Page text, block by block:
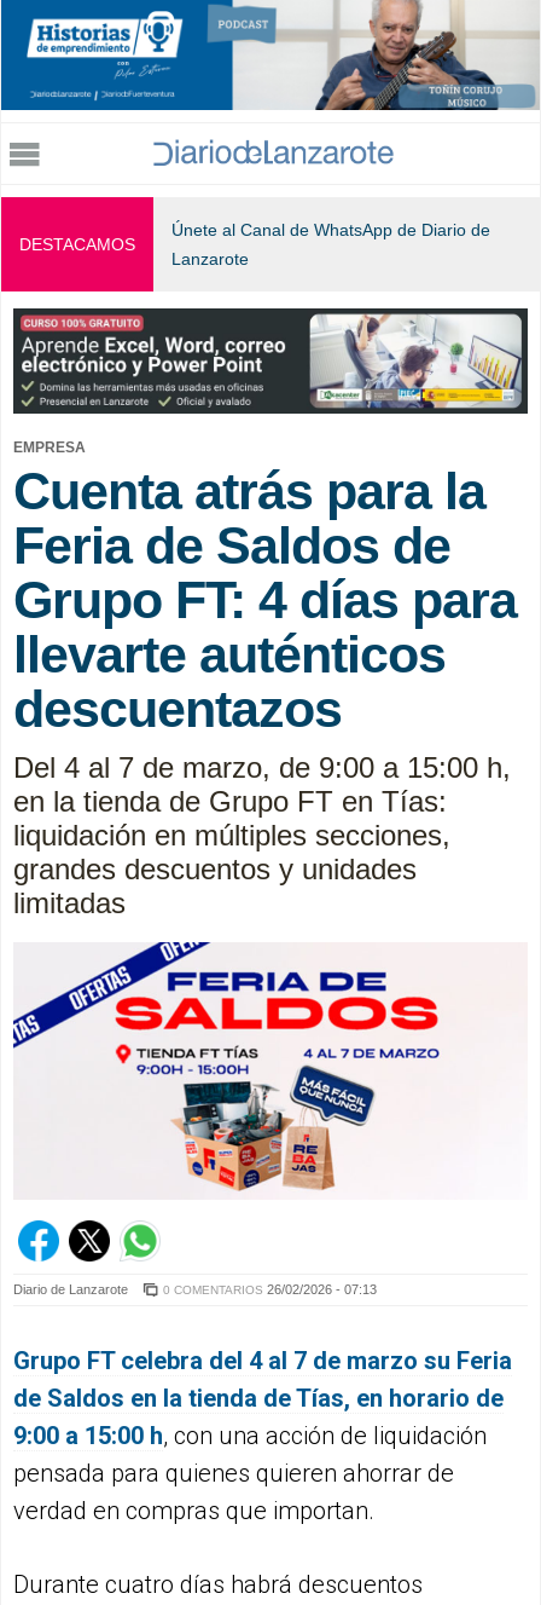
Jump to navigation
DESTACAMOS
Únete al Canal de WhatsApp de Diario de
Lanzarote
EMPRESA
Cuenta atrás para la
Feria de Saldos de
Grupo FT: 4 días para
llevarte auténticos
descuentazos
Del 4 al 7 de marzo, de 9:00 a 15:00 h,
en la tienda de Grupo FT en Tías:
liquidación en múltiples secciones,
grandes descuentos y unidades
limitadas
Diario de Lanzarote 0 COMENTARIOS 26/02/2026 - 07:13
Grupo FT celebra del 4 al 7 de marzo su Feria
de Saldos en la tienda de Tías, en horario de
9:00 a 15:00 h, con una acción de liquidación
pensada para quienes quieren ahorrar de
verdad en compras que importan.
Durante cuatro días habrá descuentos